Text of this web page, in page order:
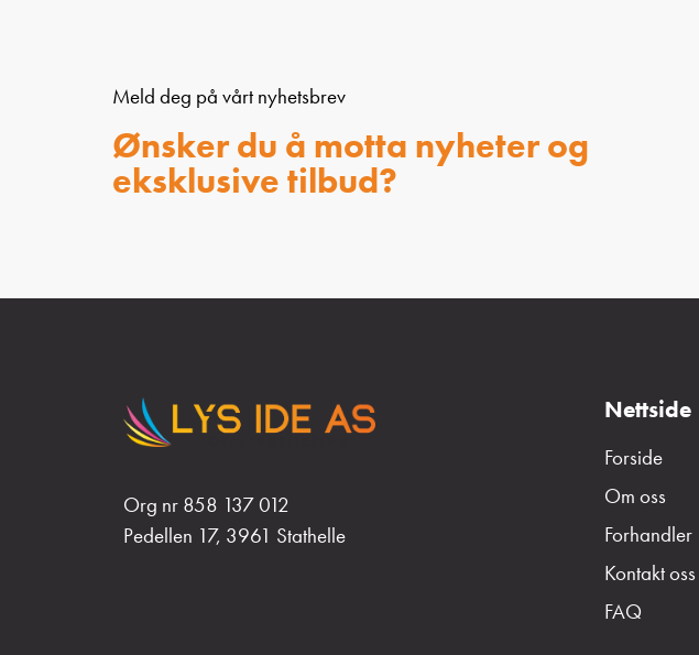
Meld deg på vårt nyhetsbrev
Ønsker du å motta nyheter og
eksklusive tilbud?
Org nr 858 137 012
Pedellen 17, 3961 Stathelle
Nettside
Forside
Om oss
Forhandler
Kontakt oss
FAQ